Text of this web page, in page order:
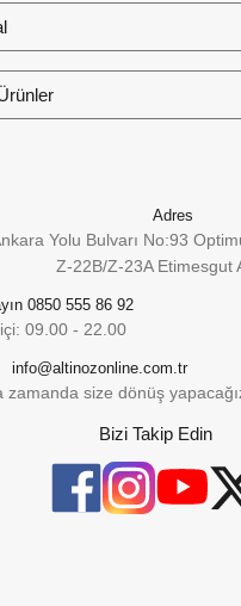
Adres
Yolu Bulvarı No:93
Z-22B/Z-23A Etimesgut
0850 555 86 92
09.00 - 22.00
info@altinozonline.com.tr
zamanda size dönüş
Bizi Takip Edin